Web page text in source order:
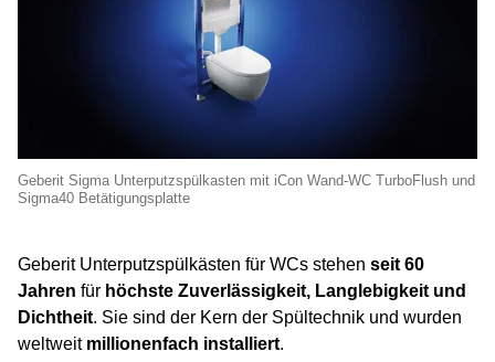
Geberit Sigma Unterputzspülkasten mit iCon Wand-WC TurboFlush und
Sigma40 Betätigungsplatte
Geberit Unterputzspülkästen für WCs stehen seit 60
Jahren für höchste Zuverlässigkeit, Langlebigkeit und
Dichtheit. Sie sind der Kern der Spültechnik und wurden
weltweit millionenfach installiert.